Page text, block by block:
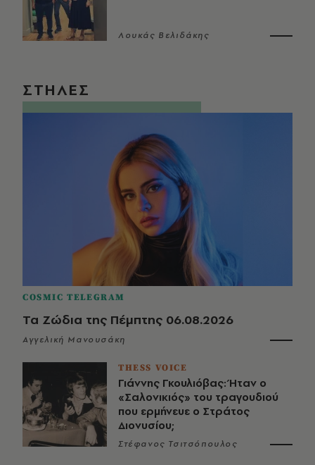
Λουκάς Βελιδάκης
ΣΤΗΛΕΣ
COSMIC TELEGRAM
Τα Ζώδια της Πέμπτης 06.08.2026
Αγγελική Μανουσάκη
THESS VOICE
Γιάννης Γκουλιόβας: Ήταν ο
«Σαλονικιός» του τραγουδιού
που ερμήνευε ο Στράτος
Διονυσίου;
Στέφανος Τσιτσόπουλος